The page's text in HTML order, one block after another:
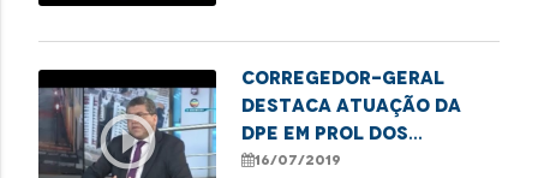
play_circle_outline
Corregedor-geral
destaca atuação da
DPE em prol dos
direitos do cidadão
16/07/2019